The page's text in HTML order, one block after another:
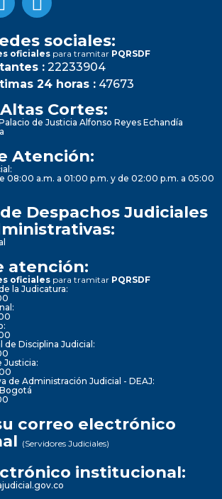
sociales:
oficiales para tramitar PQRSDF
: 22233904
24 horas : 47673
Cortes:
de Justicia Alfonso Reyes Echandía
Atención:
08:00 a.m. a 01:00 p.m. y de 02:00 p.m. a 05:00
Despachos Judiciales
atención:
oficiales para tramitar PQRSDF
la Judicatura:
de Disciplina Judicial:
Justicia:
de Administración Judicial - DEAJ:
correo electrónico
(Servidores Judiciales)
institucional: